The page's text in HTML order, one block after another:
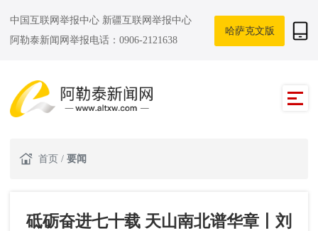
中国互联网举报中心 新疆互联网举报中心
阿勒泰新闻网举报电话：0906-2121638
哈萨克文版
首页 / 要闻
砥砺奋进七十载 天山南北谱华章丨刘